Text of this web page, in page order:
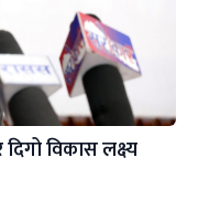
विकास लक्ष्य